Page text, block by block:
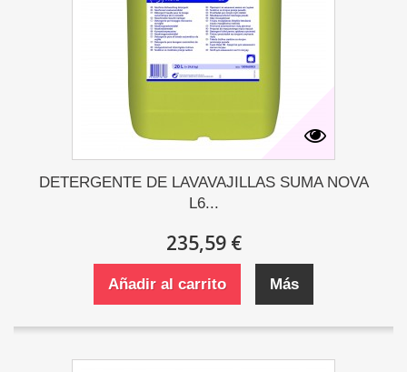
DETERGENTE DE LAVAVAJILLAS SUMA NOVA
L6...
235,59 €
Añadir al carrito Más